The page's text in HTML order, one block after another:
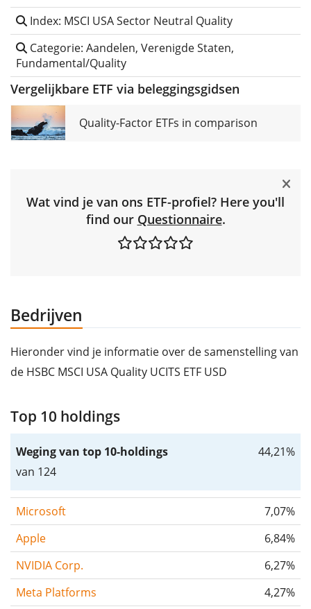
Index: MSCI USA Sector Neutral Quality
Categorie: Aandelen, Verenigde Staten,
Fundamental/Quality
Vergelijkbare ETF via beleggingsgidsen
Quality-Factor ETFs in comparison
Wat vind je van ons ETF-profiel? Here you'll
find our Questionnaire.
Bedrijven
Hieronder vind je informatie over de samenstelling van
de HSBC MSCI USA Quality UCITS ETF USD
Top 10 holdings
Weging van top 10-holdings
van 124
44,21%
Microsoft
7,07%
Apple
6,84%
NVIDIA Corp.
6,27%
Meta Platforms
4,27%